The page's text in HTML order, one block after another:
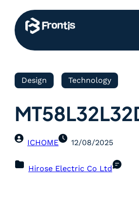
Design Technology
ICHOME 12/08/2025
Hirose Electric Co Ltd